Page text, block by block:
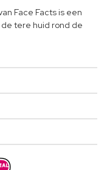
Face Facts is een
tere huid rond de